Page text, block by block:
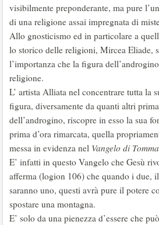
visibilmente preponderante, ma pure
di una religione assai impregnata di
Allo gnosticismo ed in particolare a
lo storico delle religioni, Mircea Eliade,
l’importanza che la figura
religione.
L’ artista Alliata nel concentrare tutta la
figura, diversamente da quanti altri
dell’androgino, riscopre in esso la sua
prima d’ora rimarcata, quella
messa in evidenza nel Vangelo di
E’ infatti in questo Vangelo che Gesù
afferma (logion 106) che quando i due,
saranno uno, questi avrà pure il potere
spostare una montagna.
E’ solo da una pienezza d’essere che